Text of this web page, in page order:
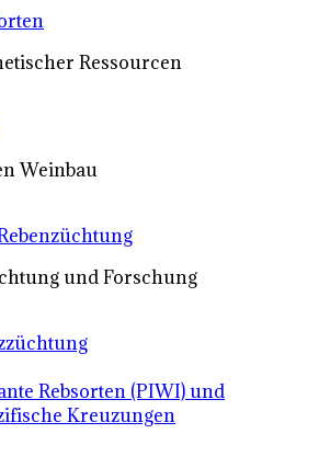
Ressourcen
Weinbau
und Forschung
Rebsorten (PIWI) und
Kreuzungen